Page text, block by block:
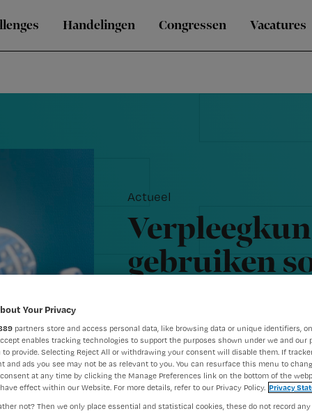
Handelingen Congressen Vacatures
Actueel
gebruiken
Auteur:Nienke Berends24 mei 2018
Your Privacy
partners store and access personal data, like browsing data or unique identifiers,
enables tracking technologies to support the purposes shown under we and our
to provide. Selecting Reject All or withdrawing your consent will disable them. If
and ads you see may not be as relevant to you. You can resurface this menu to
at any time by clicking the Manage Preferences link on the bottom of the
effect within our Website. For more details, refer to our Privacy Policy. Privacy
not? Then we only place essential and statistical cookies, these do not record